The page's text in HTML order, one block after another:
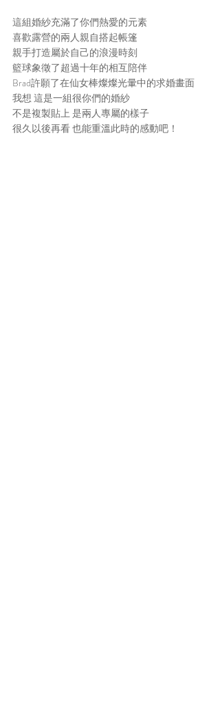
這組婚紗充滿了你們熱愛的元素
喜歡露營的兩人親自搭起帳篷
親手打造屬於自己的浪漫時刻
籃球象徵了超過十年的相互陪伴
Brad許願了在仙女棒燦燦光暈中的求婚畫面
我想 這是一組很你們的婚紗
不是複製貼上 是兩人專屬的樣子
很久以後再看 也能重溫此時的感動吧！